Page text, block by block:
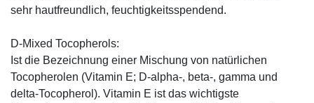
sehr hautfreundlich, feuchtigkeitsspendend.
D-Mixed Tocopherols:
Ist die Bezeichnung einer Mischung von natürlichen
Tocopherolen (Vitamin E; D-alpha-, beta-, gamma und
delta-Tocopherol). Vitamin E ist das wichtigste